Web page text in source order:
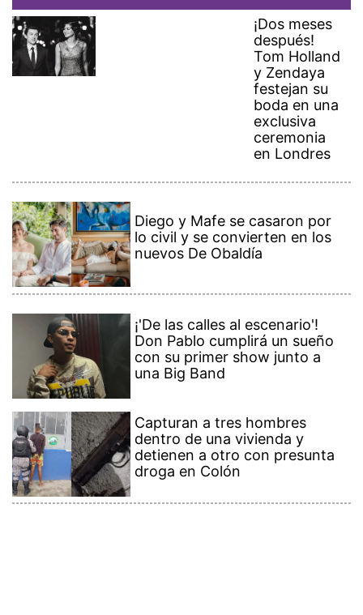
¡Dos meses
después!
Tom Holland
y Zendaya
festejan su
boda en una
exclusiva
ceremonia
en Londres
Diego y Mafe se casaron por
lo civil y se convierten en los
nuevos De Obaldía
¡'De las calles al escenario'!
Don Pablo cumplirá un sueño
con su primer show junto a
una Big Band
Capturan a tres hombres
dentro de una vivienda y
detienen a otro con presunta
droga en Colón